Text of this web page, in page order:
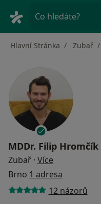
Co hledáte?
Hlavní Stránka Zubař
MDDr. Filip Hromčík
Zubař · Více
Brno 1 adresa
12 názorů